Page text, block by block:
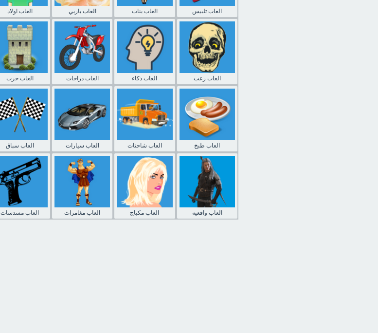
العاب اولاد العاب باربي العاب بنات العاب تلبيس
العاب حرب العاب دراجات العاب ذكاء العاب رعب
العاب سباق العاب سيارات العاب شاحنات العاب طبخ
العاب مسدسات العاب مغامرات العاب مكياج العاب واقعية